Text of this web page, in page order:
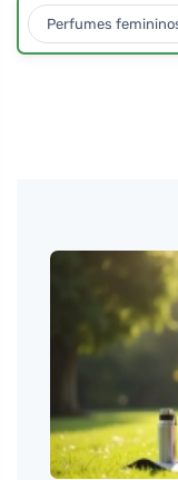
Perfumes